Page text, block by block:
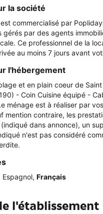
la société
commercialisé par
gérés par des agents
Ce professionnel de la
au moins 7 jours avant
l'hébergement
et en plain coeur de
- Coin Cuisine équipé -
ménage est à réaliser par
mention contraire, les
dans annonce), un
n'est pas considéré
Espagnol, Français
l'établissement